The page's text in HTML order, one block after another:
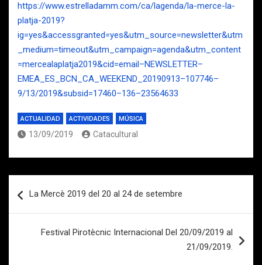
https://www.estrelladamm.com/ca/lagenda/la-merce-la-
platja-2019?
ig=yes&accessgranted=yes&utm_source=newsletter&utm
_medium=timeout&utm_campaign=agenda&utm_content
=mercealaplatja2019&cid=email–NEWSLETTER–
EMEA_ES_BCN_CA_WEEKEND_20190913–107746–
9/13/2019&subsid=17460–136–23564633
ACTUALIDAD ACTIVIDADES MÚSICA
13/09/2019 Catacultural
de
La Mercè 2019 del 20 al 24 de setembre
Festival Pirotècnic Internacional Del 20/09/2019 al
21/09/2019.